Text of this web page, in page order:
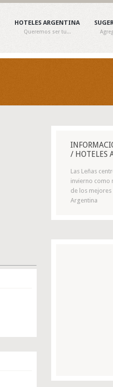
HOTELES ARGENTINA
Queremos ser tu...
/ HOTELES
Las Leñas
invierno como
de los
Argentina